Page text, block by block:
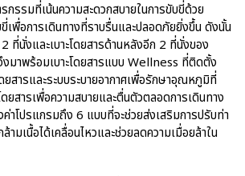
รรมที่เน้นความสะดวกสบายในการขับขี่ด้วย
เพื่อการเดินทางที่ราบรื่นและปลอดภัยยิ่งขึ้น ดังนั้น
2 ที่นั่งและเบาะโดยสารด้านหลังอีก 2 ที่นั่งของ
าพร้อมเบาะโดยสารแบบ Wellness ที่ติดตั้ง
สารและระบบระบายอากาศเพื่อรักษาอุณหภูมิที่
ยสารเพื่อความสบายและตื่นตัวตลอดการเดินทาง
าโปรแกรมถึง 6 แบบที่จะช่วยส่งเสริมการปรับท่า
ามเนื้อได้เคลื่อนไหวและช่วยลดความเมื่อยล้าใน